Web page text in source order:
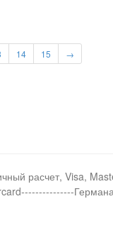
14 15 →
расчет, Visa,